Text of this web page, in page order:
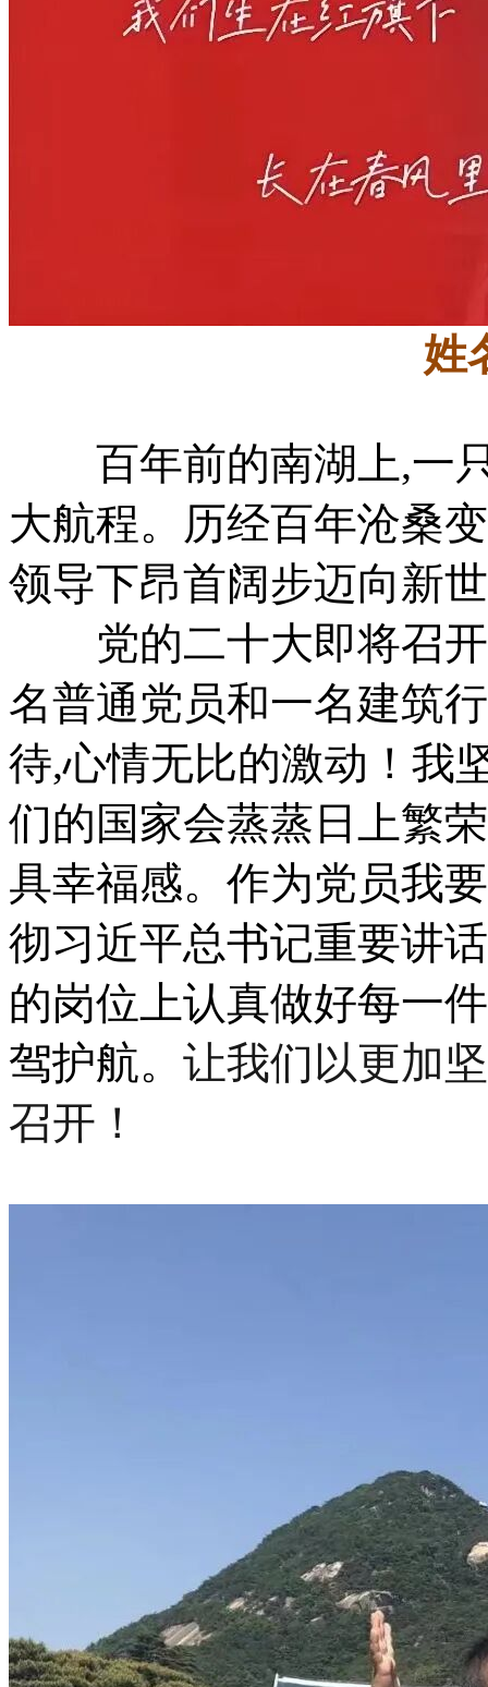
姓
百年前的南湖上,一
大航程。历经百年沧桑
领导下昂首阔步迈向新
党的二十大即将召开
名普通党员和一名建筑
待,心情无比的激动！我
们的国家会蒸蒸日上繁
具幸福感。作为党员我
彻习近平总书记重要讲
的岗位上认真做好每一
驾护航。 让我们以更加
召开！